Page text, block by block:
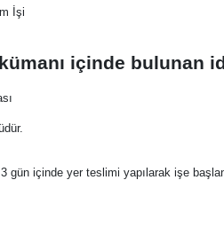
İşi
içinde bulunan
gün içinde yer teslimi yapılarak işe